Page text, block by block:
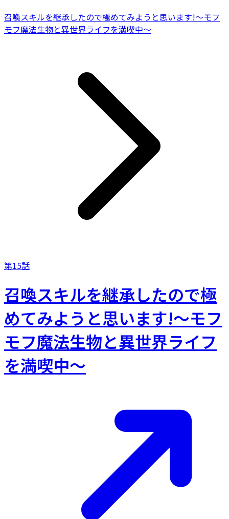
召喚スキルを継承したので極めてみようと思います!〜モフ
モフ魔法生物と異世界ライフを満喫中〜
第15話
召喚スキルを継承したので極
めてみようと思います!〜モフ
モフ魔法生物と異世界ライフ
を満喫中〜